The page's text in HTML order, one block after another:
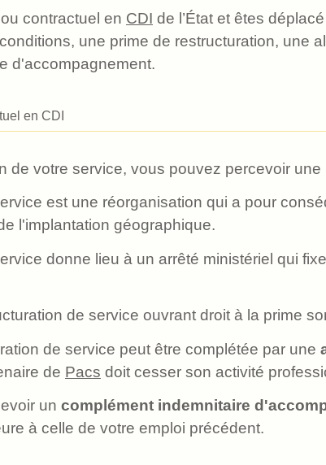
contractuel en CDI de l’État et êtes
une prime de restructuration, une
d'accompagnement.
en CDI
de votre service, vous pouvez percevoir une
est une réorganisation qui a pour
l'implantation géographique.
donne lieu à un arrêté ministériel qui
de service ouvrant droit à la prime
de service peut être complétée par une
de Pacs doit cesser son activité
un complément indemnitaire
à celle de votre emploi précédent.